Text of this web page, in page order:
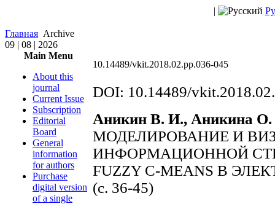
|
Главная Archive
09 | 08 | 2026
Main Menu
About this
journal
Current Issue
Subscription
Editorial
Board
General
information
for authors
Purchase
digital version
of a single
10.14489/vkit.2018.02.pp.036-045
DOI: 10.14489/
Аникин В. И., Аникина
МОДЕЛИРОВАНИЕ И
ИНФОРМАЦИОННОЙ
FUZZY C-MEANS В
(с. 36-45)